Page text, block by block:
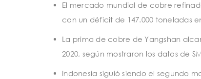
El mercado mundial de cobre
con un déficit de 147.000 toneladas
La prima de cobre de Yangshan
2020, según mostraron los datos de
Indonesia siguió siendo el segundo